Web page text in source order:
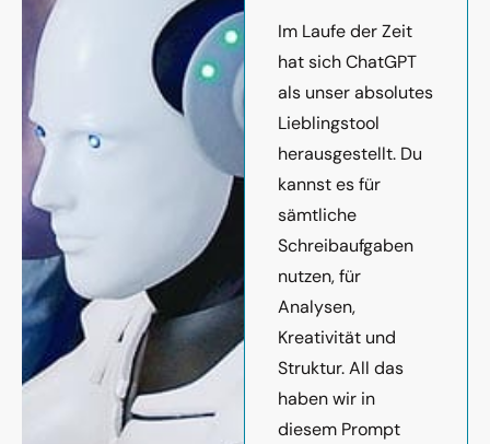
Im Laufe der Zeit
hat sich ChatGPT
als unser absolutes
Lieblingstool
herausgestellt. Du
kannst es für
sämtliche
Schreibaufgaben
nutzen, für
Analysen,
Kreativität und
Struktur. All das
haben wir in
diesem Prompt